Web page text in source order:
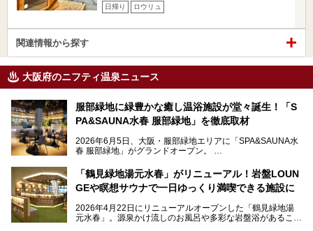
日帰り ロウリュ
関連情報から探す
大阪府のニフティ温泉ニュース
服部緑地に緑豊かな癒し温浴施設が堂々誕生！「S
PA&SAUNA水春 服部緑地」を徹底取材
2026年6月5日、大阪・服部緑地エリアに「SPA&SAUNA水
春 服部緑地」がグランドオープン。
当初の計画から約5年の時を経て誕生した本施設は、温泉・
サウナ・岩盤浴・フィットネス・ラウンジ・レストランなど
を融合した、これまでの“水春”のイメージをさらに進化させ
今回はオープン前の内覧会に参加し、館内のこだわりポイン
「鶴見緑地湯元水春」がリニューアル！岩盤LOUN
GEや瞑想サウナで一日ゆっくり満喫できる施設に
2026年4月22日にリニューアルオープンした「鶴見緑地湯
元水春」。源泉かけ流しのお風呂や多彩な岩盤浴があること